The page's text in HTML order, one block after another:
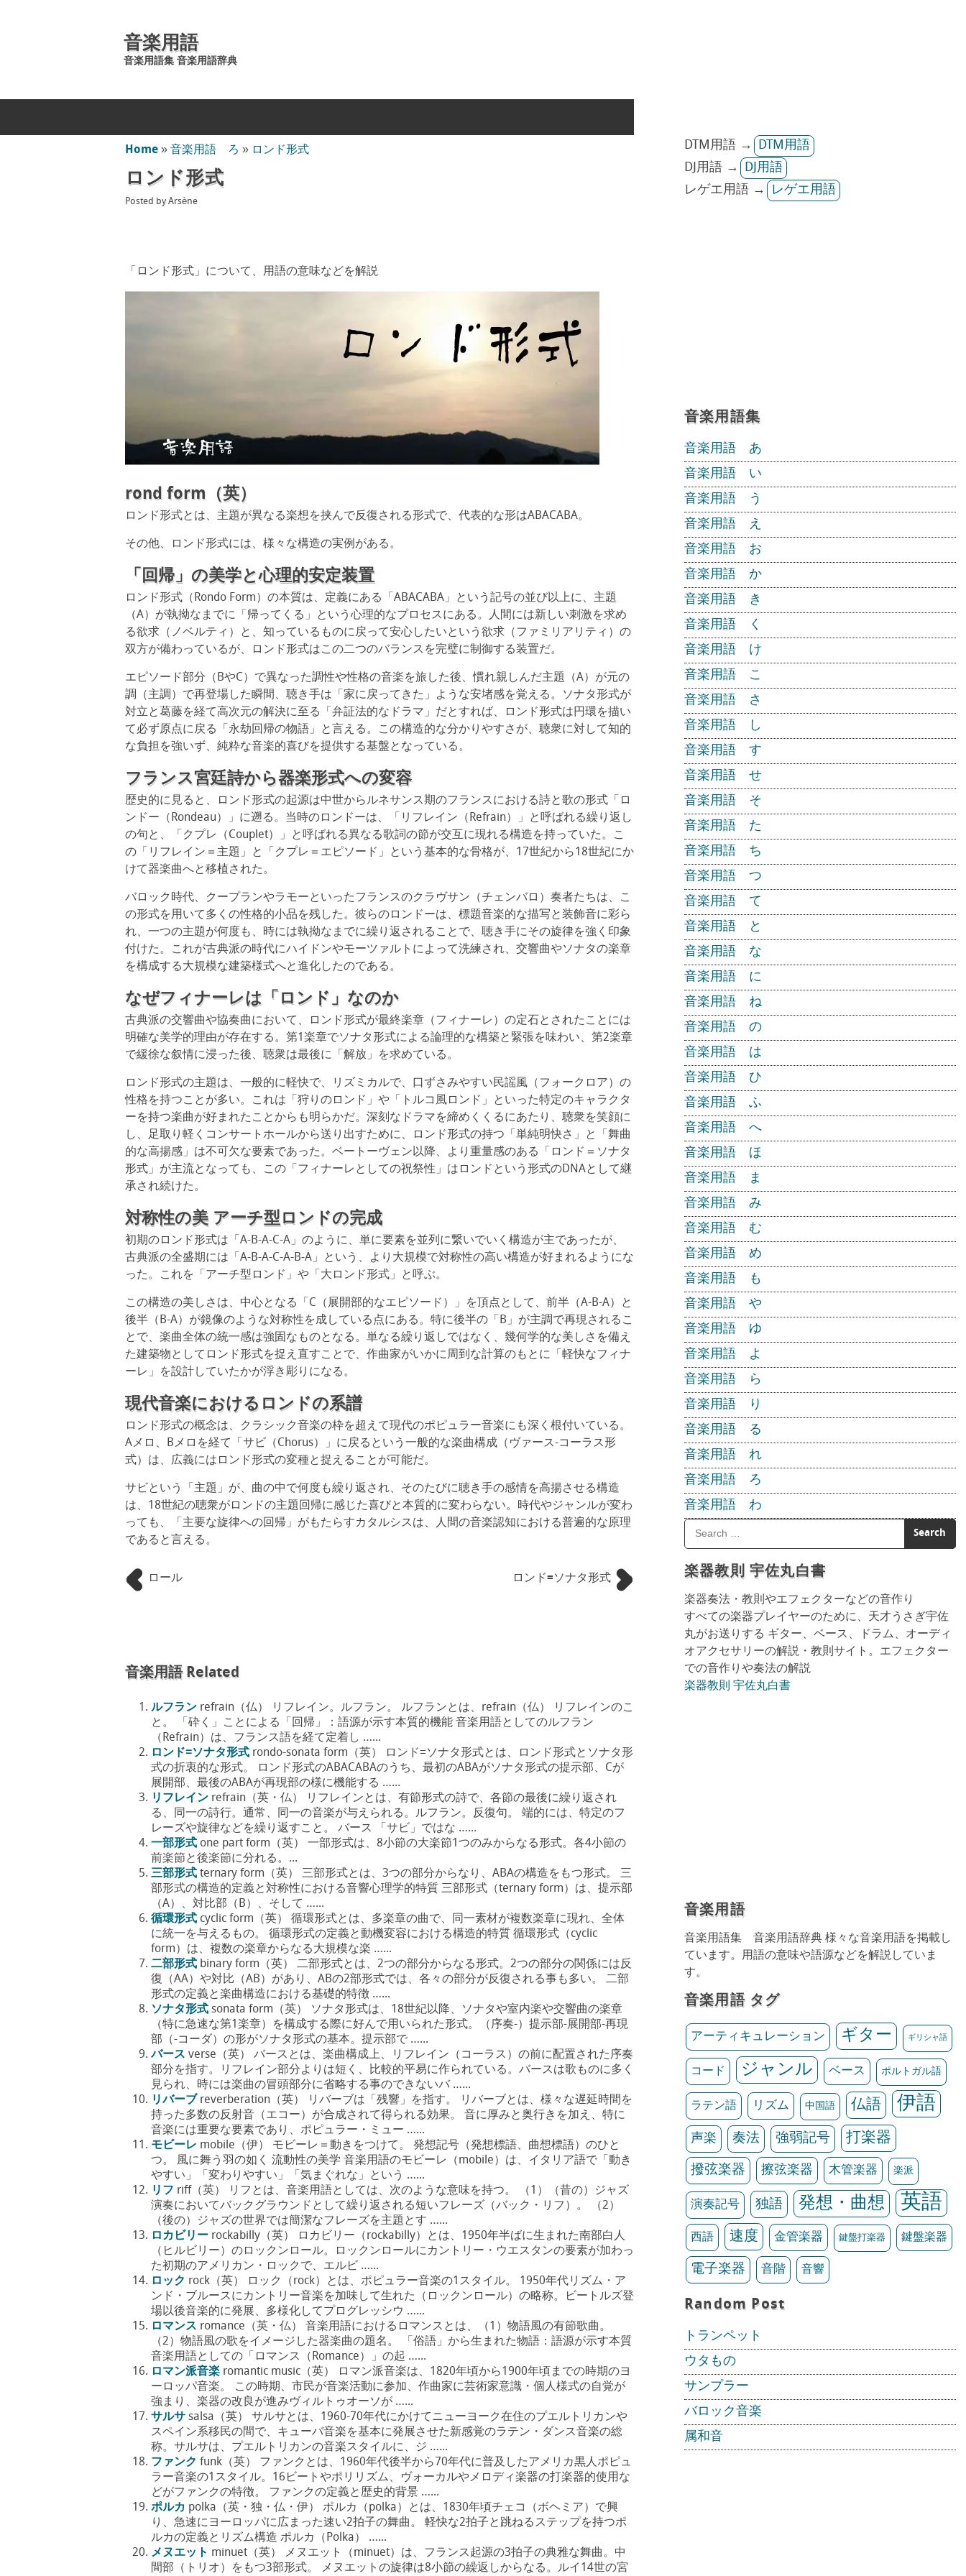
音楽用語
音楽用語集 音楽用語辞典
Home » 音楽用語 ろ » ロンド形式
ロンド形式
Posted by Arsène
「ロンド形式」について、用語の意味などを解説
rond form（英）
ロンド形式とは、主題が異なる楽想を挟んで反復される形式で、代表的な形はABACABA。
その他、ロンド形式には、様々な構造の実例がある。
「回帰」の美学と心理的安定装置
ロンド形式（Rondo Form）の本質は、定義にある「ABACABA」という記号の並び以上に、主題
（A）が執拗なまでに「帰ってくる」という心理的なプロセスにある。人間には新しい刺激を求め
る欲求（ノベルティ）と、知っているものに戻って安心したいという欲求（ファミリアリティ）の
双方が備わっているが、ロンド形式はこの二つのバランスを完璧に制御する装置だ。
エピソード部分（BやC）で異なった調性や性格の音楽を旅した後、慣れ親しんだ主題（A）が元の
調（主調）で再登場した瞬間、聴き手は「家に戻ってきた」ような安堵感を覚える。ソナタ形式が
対立と葛藤を経て高次元の解決に至る「弁証法的なドラマ」だとすれば、ロンド形式は円環を描い
て必ず原点に戻る「永劫回帰の物語」と言える。この構造的な分かりやすさが、聴衆に対して知的
な負担を強いず、純粋な音楽的喜びを提供する基盤となっている。
フランス宮廷詩から器楽形式への変容
歴史的に見ると、ロンド形式の起源は中世からルネサンス期のフランスにおける詩と歌の形式「ロ
ンドー（Rondeau）」に遡る。当時のロンドーは、「リフレイン（Refrain）」と呼ばれる繰り返し
の句と、「クプレ（Couplet）」と呼ばれる異なる歌詞の節が交互に現れる構造を持っていた。こ
の「リフレイン＝主題」と「クプレ＝エピソード」という基本的な骨格が、17世紀から18世紀にか
けて器楽曲へと移植された。
バロック時代、クープランやラモーといったフランスのクラヴサン（チェンバロ）奏者たちは、こ
の形式を用いて多くの性格的小品を残した。彼らのロンドーは、標題音楽的な描写と装飾音に彩ら
れ、一つの主題が何度も、時には執拗なまでに繰り返されることで、聴き手にその旋律を強く印象
付けた。これが古典派の時代にハイドンやモーツァルトによって洗練され、交響曲やソナタの楽章
を構成する大規模な建築様式へと進化したのである。
なぜフィナーレは「ロンド」なのか
古典派の交響曲や協奏曲において、ロンド形式が最終楽章（フィナーレ）の定石とされたことには
明確な美学的理由が存在する。第1楽章でソナタ形式による論理的な構築と緊張を味わい、第2楽章
で緩徐な叙情に浸った後、聴衆は最後に「解放」を求めている。
ロンド形式の主題は、一般的に軽快で、リズミカルで、口ずさみやすい民謡風（フォークロア）の
性格を持つことが多い。これは「狩りのロンド」や「トルコ風ロンド」といった特定のキャラクタ
ーを持つ楽曲が好まれたことからも明らかだ。深刻なドラマを締めくくるにあたり、聴衆を笑顔に
し、足取り軽くコンサートホールから送り出すために、ロンド形式の持つ「単純明快さ」と「舞曲
的な高揚感」は不可欠な要素であった。ベートーヴェン以降、より重量感のある「ロンド＝ソナタ
形式」が主流となっても、この「フィナーレとしての祝祭性」はロンドという形式のDNAとして継
承され続けた。
対称性の美 アーチ型ロンドの完成
初期のロンド形式は「A-B-A-C-A」のように、単に要素を並列に繋いでいく構造が主であったが、
古典派の全盛期には「A-B-A-C-A-B-A」という、より大規模で対称性の高い構造が好まれるようにな
った。これを「アーチ型ロンド」や「大ロンド形式」と呼ぶ。
この構造の美しさは、中心となる「C（展開部的なエピソード）」を頂点として、前半（A-B-A）と
後半（B-A）が鏡像のような対称性を成している点にある。特に後半の「B」が主調で再現されるこ
とで、楽曲全体の統一感は強固なものとなる。単なる繰り返しではなく、幾何学的な美しさを備え
た建築物としてロンド形式を捉え直すことで、作曲家がいかに周到な計算のもとに「軽快なフィナ
ーレ」を設計していたかが浮き彫りになる。
現代音楽におけるロンドの系譜
ロンド形式の概念は、クラシック音楽の枠を超えて現代のポピュラー音楽にも深く根付いている。
Aメロ、Bメロを経て「サビ（Chorus）」に戻るという一般的な楽曲構成（ヴァース‐コーラス形
式）は、広義にはロンド形式の変種と捉えることが可能だ。
サビという「主題」が、曲の中で何度も繰り返され、そのたびに聴き手の感情を高揚させる構造
は、18世紀の聴衆がロンドの主題回帰に感じた喜びと本質的に変わらない。時代やジャンルが変わ
っても、「主要な旋律への回帰」がもたらすカタルシスは、人間の音楽認知における普遍的な原理
であると言える。
ロール ロンド=ソナタ形式
音楽用語 Related
ルフラン refrain（仏） リフレイン。ルフラン。 ルフランとは、refrain（仏） リフレインのこ
と。 「砕く」ことによる「回帰」：語源が示す本質的機能 音楽用語としてのルフラン
（Refrain）は、フランス語を経て定着し …...
ロンド=ソナタ形式 rondo-sonata form（英） ロンド=ソナタ形式とは、ロンド形式とソナタ形
式の折衷的な形式。 ロンド形式のABACABAのうち、最初のABAがソナタ形式の提示部、Cが
展開部、最後のABAが再現部の様に機能する …...
リフレイン refrain（英・仏） リフレインとは、有節形式の詩で、各節の最後に繰り返され
る、同一の詩行。通常、同一の音楽が与えられる。ルフラン。反復句。 端的には、特定のフ
レーズや旋律などを繰り返すこと。 バース 「サビ」ではな …...
一部形式 one part form（英） 一部形式は、8小節の大楽節1つのみからなる形式。各4小節の
前楽節と後楽節に分れる。...
三部形式 ternary form（英） 三部形式とは、3つの部分からなり、ABAの構造をもつ形式。 三
部形式の構造的定義と対称性における音響心理学的特質 三部形式（ternary form）は、提示部
（A）、対比部（B）、そして …...
循環形式 cyclic form（英） 循環形式とは、多楽章の曲で、同一素材が複数楽章に現れ、全体
に統一を与えるもの。 循環形式の定義と動機変容における構造的特質 循環形式（cyclic
form）は、複数の楽章からなる大規模な楽 …...
二部形式 binary form（英） 二部形式とは、2つの部分からなる形式。2つの部分の関係には反
復（AA）や対比（AB）があり、ABの2部形式では、各々の部分が反復される事も多い。 二部
形式の定義と楽曲構造における基礎的特徴 …...
ソナタ形式 sonata form（英） ソナタ形式は、18世紀以降、ソナタや室内楽や交響曲の楽章
（特に急速な第1楽章）を構成する際に好んで用いられた形式。（序奏-）提示部-展開部-再現
部（-コーダ）の形がソナタ形式の基本。提示部で …...
バース verse（英） バースとは、楽曲構成上、リフレイン（コーラス）の前に配置された序奏
部分を指す。リフレイン部分よりは短く、比較的平易に作られている。バースは歌ものに多く
見られ、時には楽曲の冒頭部分に省略する事のできないバ …...
リバーブ reverberation（英） リバーブは「残響」を指す。 リバーブとは、様々な遅延時間を
持った多数の反射音（エコー）が合成されて得られる効果。 音に厚みと奥行きを加え、特に
音楽には重要な要素であり、ポピュラー・ミュー …...
モビーレ mobile（伊） モビーレ＝動きをつけて。 発想記号（発想標語、曲想標語）のひと
つ。 風に舞う羽の如く 流動性の美学 音楽用語のモビーレ（mobile）は、イタリア語で「動き
やすい」「変わりやすい」「気まぐれな」という …...
リフ riff（英） リフとは、音楽用語としては、次のような意味を持つ。 （1）（昔の）ジャズ
演奏においてバックグラウンドとして繰り返される短いフレーズ（バック・リフ）。 （2）
（後の）ジャズの世界では簡潔なフレーズを主題とす …...
ロカビリー rockabilly（英） ロカビリー（rockabilly）とは、1950年半ばに生まれた南部白人
（ヒルビリー）のロックンロール。ロックンロールにカントリー・ウエスタンの要素が加わっ
た初期のアメリカン・ロックで、エルビ …...
ロック rock（英） ロック（rock）とは、ポピュラー音楽の1スタイル。 1950年代リズム・ア
ンド・ブルースにカントリー音楽を加味して生れた（ロックンロール）の略称。ビートルズ登
場以後音楽的に発展、多様化してプログレッシウ …...
ロマンス romance（英・仏） 音楽用語におけるロマンスとは、（1）物語風の有節歌曲。
（2）物語風の歌をイメージした器楽曲の題名。 「俗語」から生まれた物語：語源が示す本質
音楽用語としての「ロマンス（Romance）」の起 …...
ロマン派音楽 romantic music（英） ロマン派音楽は、1820年頃から1900年頃までの時期のヨ
ーロッパ音楽。 この時期、市民が音楽活動に参加、作曲家に芸術家意識・個人様式の自覚が
強まり、楽器の改良が進みヴィルトゥオーソが …...
サルサ salsa（英） サルサとは、1960-70年代にかけてニューヨーク在住のプエルトリカンや
スペイン系移民の間で、キューバ音楽を基本に発展させた新感覚のラテン・ダンス音楽の総
称。サルサは、プエルトリカンの音楽スタイルに、ジ …...
ファンク funk（英） ファンクとは、1960年代後半から70年代に普及したアメリカ黒人ポピュ
ラー音楽の1スタイル。16ビートやポリリズム、ヴォーカルやメロディ楽器の打楽器的使用な
どがファンクの特徴。 ファンクの定義と歴史的背景 …...
ポルカ polka（英・独・仏・伊） ポルカ（polka）とは、1830年頃チェコ（ボヘミア）で興
り、急速にヨーロッパに広まった速い2拍子の舞曲。 軽快な2拍子と跳ねるステップを持つポ
ルカの定義とリズム構造 ポルカ（Polka） …...
メヌエット minuet（英） メヌエット（minuet）は、フランス起源の3拍子の典雅な舞曲。中
間部（トリオ）をもつ3部形式。 メヌエットの旋律は8小節の繰返しからなる。ルイ14世の宮
DTM用語 →
DTM用語
DJ用語 →
DJ用語
レゲエ用語 →
レゲエ用語
音楽用語集
音楽用語 あ
音楽用語 い
音楽用語 う
音楽用語 え
音楽用語 お
音楽用語 か
音楽用語 き
音楽用語 く
音楽用語 け
音楽用語 こ
音楽用語 さ
音楽用語 し
音楽用語 す
音楽用語 せ
音楽用語 そ
音楽用語 た
音楽用語 ち
音楽用語 つ
音楽用語 て
音楽用語 と
音楽用語 な
音楽用語 に
音楽用語 ね
音楽用語 の
音楽用語 は
音楽用語 ひ
音楽用語 ふ
音楽用語 へ
音楽用語 ほ
音楽用語 ま
音楽用語 み
音楽用語 む
音楽用語 め
音楽用語 も
音楽用語 や
音楽用語 ゆ
音楽用語 よ
音楽用語 ら
音楽用語 り
音楽用語 る
音楽用語 れ
音楽用語 ろ
音楽用語 わ
楽器教則 宇佐丸白書
楽器奏法・教則やエフェクターなどの音作り
すべての楽器プレイヤーのために、天才うさぎ宇佐
丸がお送りする ギター、ベース、ドラム、オーディ
オアクセサリーの解説・教則サイト。エフェクター
での音作りや奏法の解説
楽器教則 宇佐丸白書
音楽用語
音楽用語集 音楽用語辞典 様々な音楽用語を掲載し
ています。用語の意味や語源などを解説していま
す。
音楽用語 タグ
アーティキュレーション ギター ギリシャ語
コード ジャンル ベース ポルトガル語
ラテン語 リズム 中国語 仏語 伊語
声楽 奏法 強弱記号 打楽器
撥弦楽器 擦弦楽器 木管楽器 楽派
演奏記号 独語 発想・曲想 英語
西語 速度 金管楽器 鍵盤打楽器 鍵盤楽器
電子楽器 音階 音響
Random Post
トランペット
ウタもの
サンプラー
バロック音楽
属和音